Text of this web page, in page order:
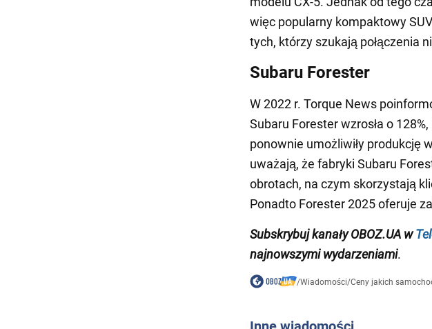
więc popularny kompaktowy
tych, którzy szukają połączenia
Subaru Forester
W 2022 r. Torque News
Subaru Forester wzrosła o
ponownie umożliwiły produkcję
uważają, że fabryki Subaru
obrotach, na czym skorzystają
Ponadto Forester 2025 oferuje
Subskrybuj kanały OBOZ.UA w
najnowszymi wydarzeniami.
/Wiadomości/Ceny jakich